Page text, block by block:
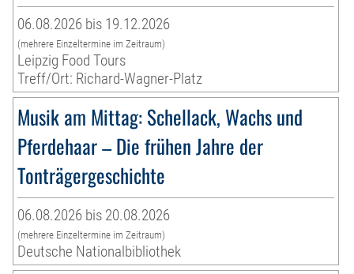
06.08.2026 bis 19.12.2026
(mehrere Einzeltermine im Zeitraum)
Leipzig Food Tours
Treff/Ort: Richard-Wagner-Platz
Musik am Mittag: Schellack, Wachs und
Pferdehaar – Die frühen Jahre der
Tonträgergeschichte
06.08.2026 bis 20.08.2026
(mehrere Einzeltermine im Zeitraum)
Deutsche Nationalbibliothek